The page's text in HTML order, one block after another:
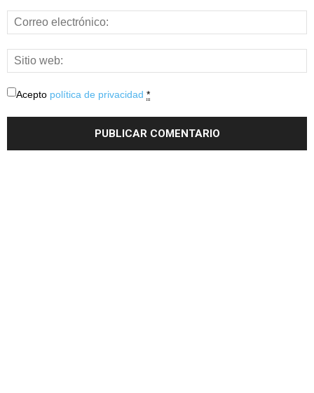
Acepto política de privacidad *